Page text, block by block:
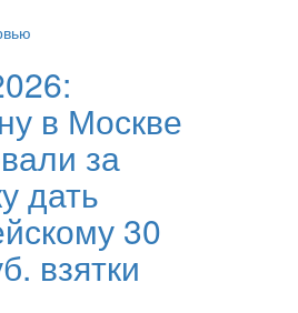
в Москве
за
дать
30
взятки